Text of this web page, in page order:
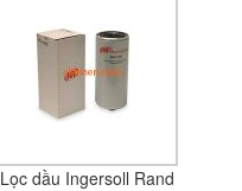
Lọc dầu Ingersoll Rand